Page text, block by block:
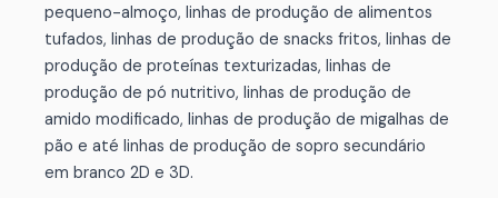
pequeno-almoço, linhas de produção de alimentos
tufados, linhas de produção de snacks fritos, linhas de
produção de proteínas texturizadas, linhas de
produção de pó nutritivo, linhas de produção de
amido modificado, linhas de produção de migalhas de
pão e até linhas de produção de sopro secundário
em branco 2D e 3D.